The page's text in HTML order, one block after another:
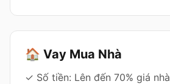
🏠 Vay Mua Nhà
✓ Số tiền: Lên đến 70% giá nhà